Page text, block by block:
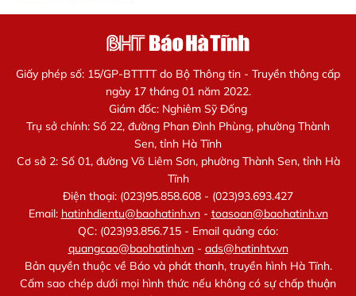
Giấy phép số: 15/GP-BTTTT do Bộ Thông tin - Truyền thông cấp
ngày 17 tháng 01 năm 2022.
Giám đốc: Nghiêm Sỹ Đống
Trụ sở chính: Số 22, đường Phan Đình Phùng, phường Thành
Sen, tỉnh Hà Tĩnh
Cơ sở 2: Số 01, đường Võ Liêm Sơn, phường Thành Sen, tỉnh Hà
Tĩnh
Điện thoại: (023)95.858.608 - (023)93.693.427
Email: hatinhdientu@baohatinh.vn- toasoan@baohatinh.vn
QC: (023)93.856.715 - Email quảng cáo:
quangcao@baohatinh.vn- ads@hatinhtv.vn
Bản quyền thuộc về Báo và phát thanh, truyền hình Hà Tĩnh.
Cấm sao chép dưới mọi hình thức nếu không có sự chấp thuận